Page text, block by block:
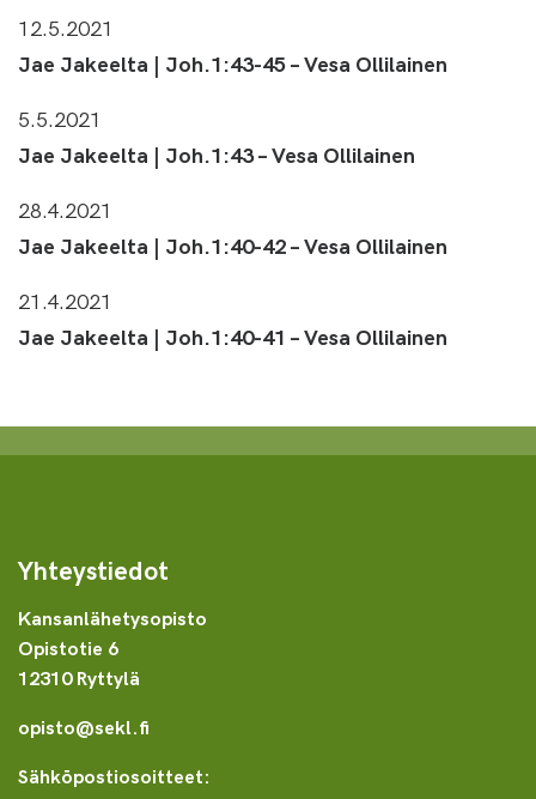
12.5.2021
Jae Jakeelta | Joh.1:43-45 – Vesa Ollilainen
5.5.2021
Jae Jakeelta | Joh.1:43 – Vesa Ollilainen
28.4.2021
Jae Jakeelta | Joh.1:40-42 – Vesa Ollilainen
21.4.2021
Jae Jakeelta | Joh.1:40-41 – Vesa Ollilainen
Yhteystiedot
Kansanlähetysopisto
Opistotie 6
12310 Ryttylä
opisto@sekl.fi
Sähköpostiosoitteet: